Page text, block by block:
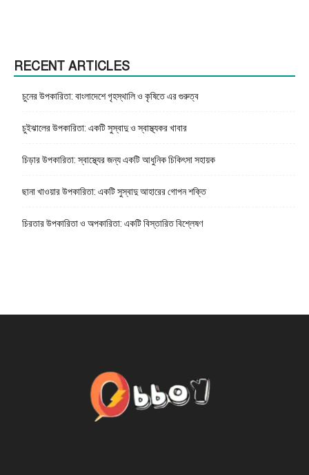
RECENT ARTICLES
চুনের উপকারিতা: বাংলাদেশে গৃহস্থালি ও কৃষিতে এর গুরুত্ব
চুইঝালের উপকারিতা: একটি সুস্বাদু ও স্বাস্থ্যকর খাবার
চিড়ার উপকারিতা: স্বাস্থ্যের জন্য একটি আধুনিক চিকিৎসা সহায়ক
ছানা খাওয়ার উপকারিতা: একটি সুস্বাদু আহারের গোপন শক্তি
চিরতার উপকারিতা ও অপকারিতা: একটি বিস্তারিত বিশ্লেষণ